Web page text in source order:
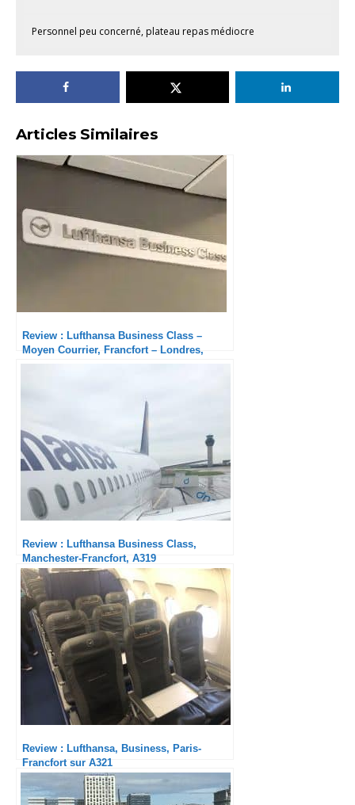
Personnel peu concerné, plateau repas médiocre
Articles Similaires
Review : Lufthansa Business Class –
Moyen Courrier, Francfort – Londres,
Airbus A320neo
Review : Lufthansa Business Class,
Manchester-Francfort, A319
Review : Lufthansa, Business, Paris-
Francfort sur A321